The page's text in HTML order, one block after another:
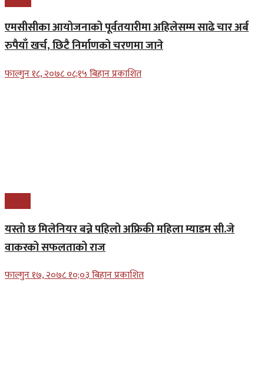
एमसीसीका आयोजनाको पूर्वतयारीमा अहिलेसम्म साढे चार अर्ब
रुपैयाँ खर्च, छिटै निर्माणको चरणमा जाने
फाल्गुन १८, २०७८ ०८;१५ बिहान प्रकाशित
यस्तो छ मिलेनियर बन्ने पहिलो अफ्रिकी महिला म्याडम सी.जे
वाकरको सफलताको राज
फाल्गुन १७, २०७८ १०;०३ बिहान प्रकाशित